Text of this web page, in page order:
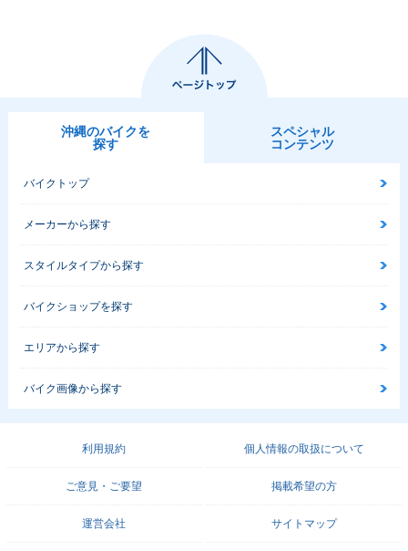
沖縄のバイクを
探す
スペシャル
コンテンツ
バイクトップ
メーカーから探す
スタイルタイプから探す
バイクショップを探す
エリアから探す
バイク画像から探す
利用規約 個人情報の取扱について
ご意見・ご要望 掲載希望の方
運営会社 サイトマップ